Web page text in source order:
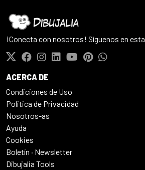
¡Conecta con nosotros! Síguenos en
ACERCA DE
Condiciones de Uso
Politica de Privacidad
Nosotros-as
Ayuda
Cookies
Boletín · Newsletter
Dibujalia Tools